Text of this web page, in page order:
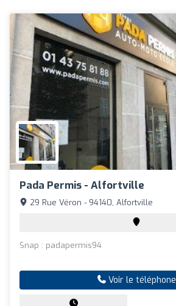
Pada Permis - Alfortville
29 Rue Véron - 94140, Alfortville
Snap : padapermis94
Voir le téléphone